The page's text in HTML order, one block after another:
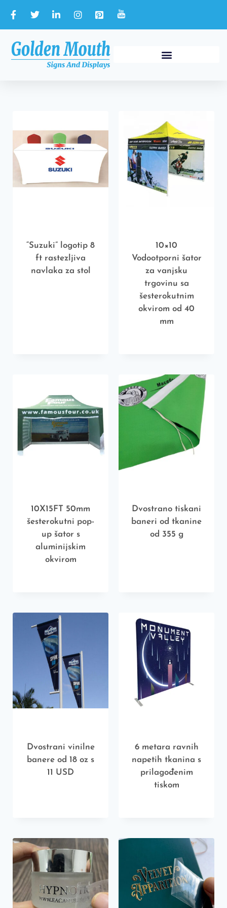
“Suzuki” logotip 8
ft rastezljiva
navlaka za stol
10×10
Vodootporni šator
za vanjsku
trgovinu sa
šesterokutnim
okvirom od 40
mm
10X15FT 50mm
šesterokutni pop-
up šator s
aluminijskim
okvirom
Dvostrano tiskani
baneri od tkanine
od 355 g
Dvostrani vinilne
banere od 18 oz s
11 USD
6 metara ravnih
napetih tkanina s
prilagođenim
tiskom